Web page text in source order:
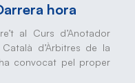
hora
al Curs d’Anotador
d’Àrbitres de la
convocat pel proper